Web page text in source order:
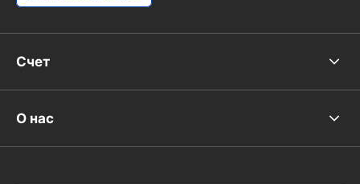
Счет
О нас